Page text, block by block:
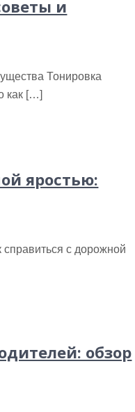
и
Тонировка
как […]
яростью:
справиться с дорожной
обзор